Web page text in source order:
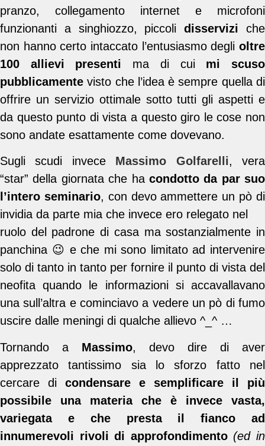
pranzo, collegamento internet e microfoni
funzionanti a singhiozzo, piccolidisserviziche
non hanno certo intaccato l’entusiasmo degli oltre
100 allievi presenti ma di cui mi scuso
pubblicamente visto che l’idea è sempre quella di
offrire un servizio ottimale sotto tutti gli aspetti e
da questo punto di vista a questo giro le cose non
sono andate esattamente come dovevano.
Sugli scudi invece Massimo Golfarelli, vera
“star” della giornata che ha condotto da par suo
l’intero seminario, con devo ammettere un pò di
invidia da parte mia che invece ero relegato nel
ruolo del padrone di casa ma sostanzialmente in
panchina 😉 e che mi sono limitato ad intervenire
solo di tanto in tanto per fornire il punto di vista del
neofita quando le informazioni si accavallavano
una sull’altra e cominciavo a vedere un pò di fumo
uscire dalle meningi di qualche allievo ^_^ …
Tornando a Massimo, devo dire di aver
apprezzato tantissimo sia lo sforzo fatto nel
cercare di condensare e semplificare il più
possibile una materia che è invece vasta,
variegata e che presta il fianco ad
innumerevoli rivoli di approfondimento (ed in